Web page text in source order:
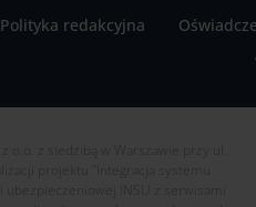
Polityka redakcyjna